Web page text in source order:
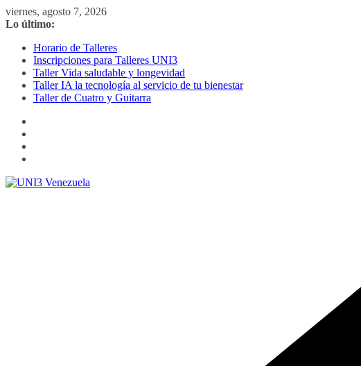
Saltar
al
viernes, agosto 7, 2026
Lo último:
Horario de Talleres
Inscripciones para Talleres UNI3
Taller Vida saludable y longevidad
Taller IA la tecnología al servicio de tu bienestar
Taller de Cuatro y Guitarra